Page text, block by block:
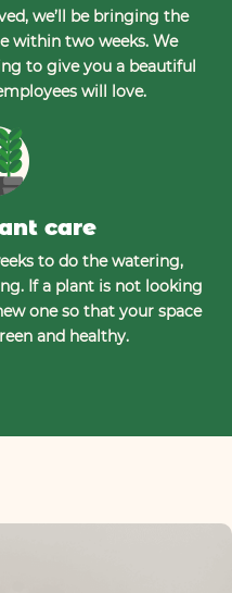
we’ll be bringing the
within two weeks. We
to give you a beautiful
will love.
care
to do the watering,
If a plant is not looking
one so that your space
and healthy.